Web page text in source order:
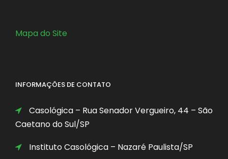
Mapa do Site
INFORMAÇÕES DE CONTATO
Casológica – Rua Senador Vergueiro, 44 – São
Caetano do Sul/SP
Instituto Casológica – Nazaré Paulista/SP